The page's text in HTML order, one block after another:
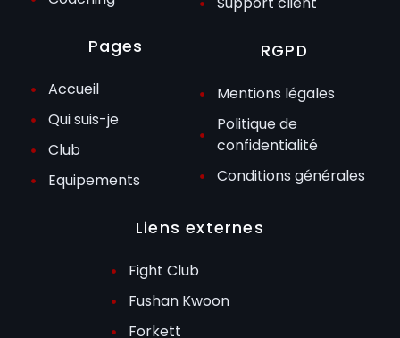
Pages
Accueil
Qui suis-je
Club
Equipements
RGPD
Mentions légales
Politique de
confidentialité
Conditions générales
Liens externes
Fight Club
Fushan Kwoon
Forkett